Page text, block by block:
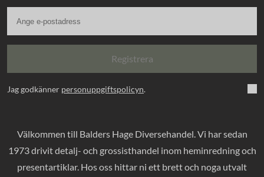
Registrera
Jag godkänner personuppgiftspolicyn.
Välkommen till Balders Hage Diversehandel. Vi har sedan
1973 drivit detalj- och grossisthandel inom heminredning och
presentartiklar. Hos oss hittar ni ett brett och noga utvalt